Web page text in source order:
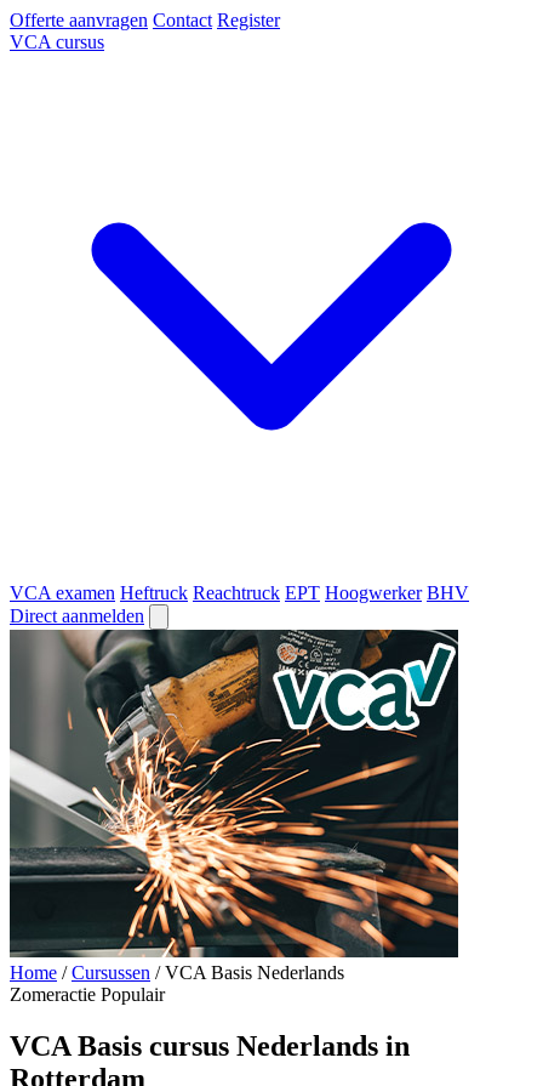
Offerte aanvragen Contact Register
VCA cursus
VCA examen Heftruck Reachtruck EPT Hoogwerker BHV
Direct aanmelden
Home / Cursussen / VCA Basis Nederlands
Zomeractie Populair
VCA Basis cursus Nederlands in
Rotterdam